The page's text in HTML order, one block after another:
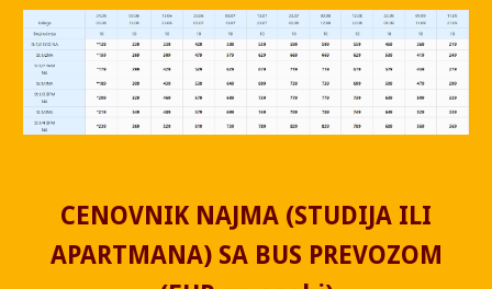
CENOVNIK NAJMA (STUDIJA ILI
APARTMANA) SA BUS PREVOZOM